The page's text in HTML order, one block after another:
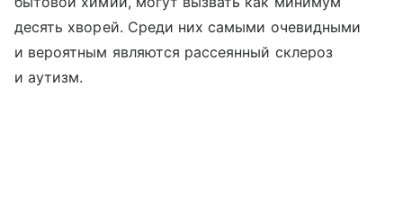
десять хворей. Среди них самыми очевидными
и вероятным являются рассеянный склероз
и аутизм.